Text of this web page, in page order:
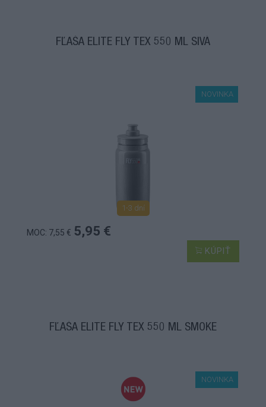
FĽAŠA ELITE FLY TEX 550 ML SIVÁ
NOVINKA
1-3 dní
MOC: 7,55 € 5,95 €
KÚPIŤ
FĽAŠA ELITE FLY TEX 550 ML SMOKE
NOVINKA